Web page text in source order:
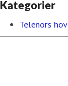
Kategorier
Telenors